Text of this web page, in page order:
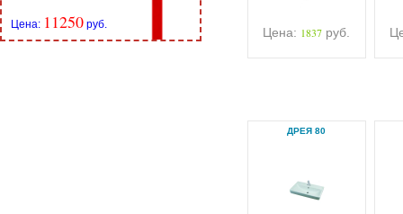
Цена: 11250 руб.
Цена: 1837 руб.
ДРЕЯ 80